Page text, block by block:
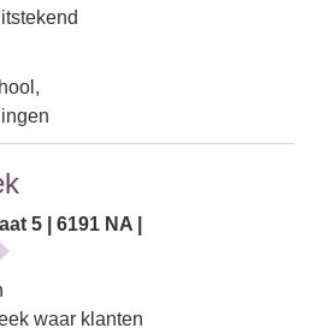
5 | 6191 NA |
waar klanten